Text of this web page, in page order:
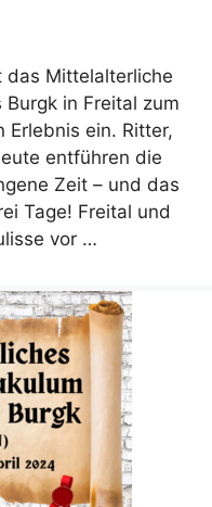
das Mittelalterliche
in Freital zum
Erlebnis ein. Ritter,
entführen die
Zeit – und das
Tage! Freital und
vor …